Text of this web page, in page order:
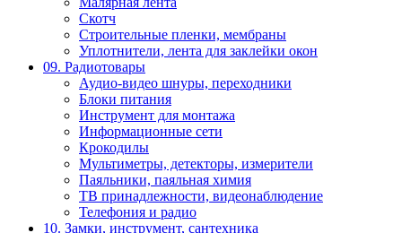
Скотч
Строительные пленки, мембраны
Уплотнители, лента для заклейки окон
09. Радиотовары
Аудио-видео шнуры, переходники
Блоки питания
Инструмент для монтажа
Информационные сети
Крокодилы
Мультиметры, детекторы, измерители
Паяльники, паяльная химия
ТВ принадлежности, видеонаблюдение
Телефония и радио
10. Замки, инструмент, сантехника